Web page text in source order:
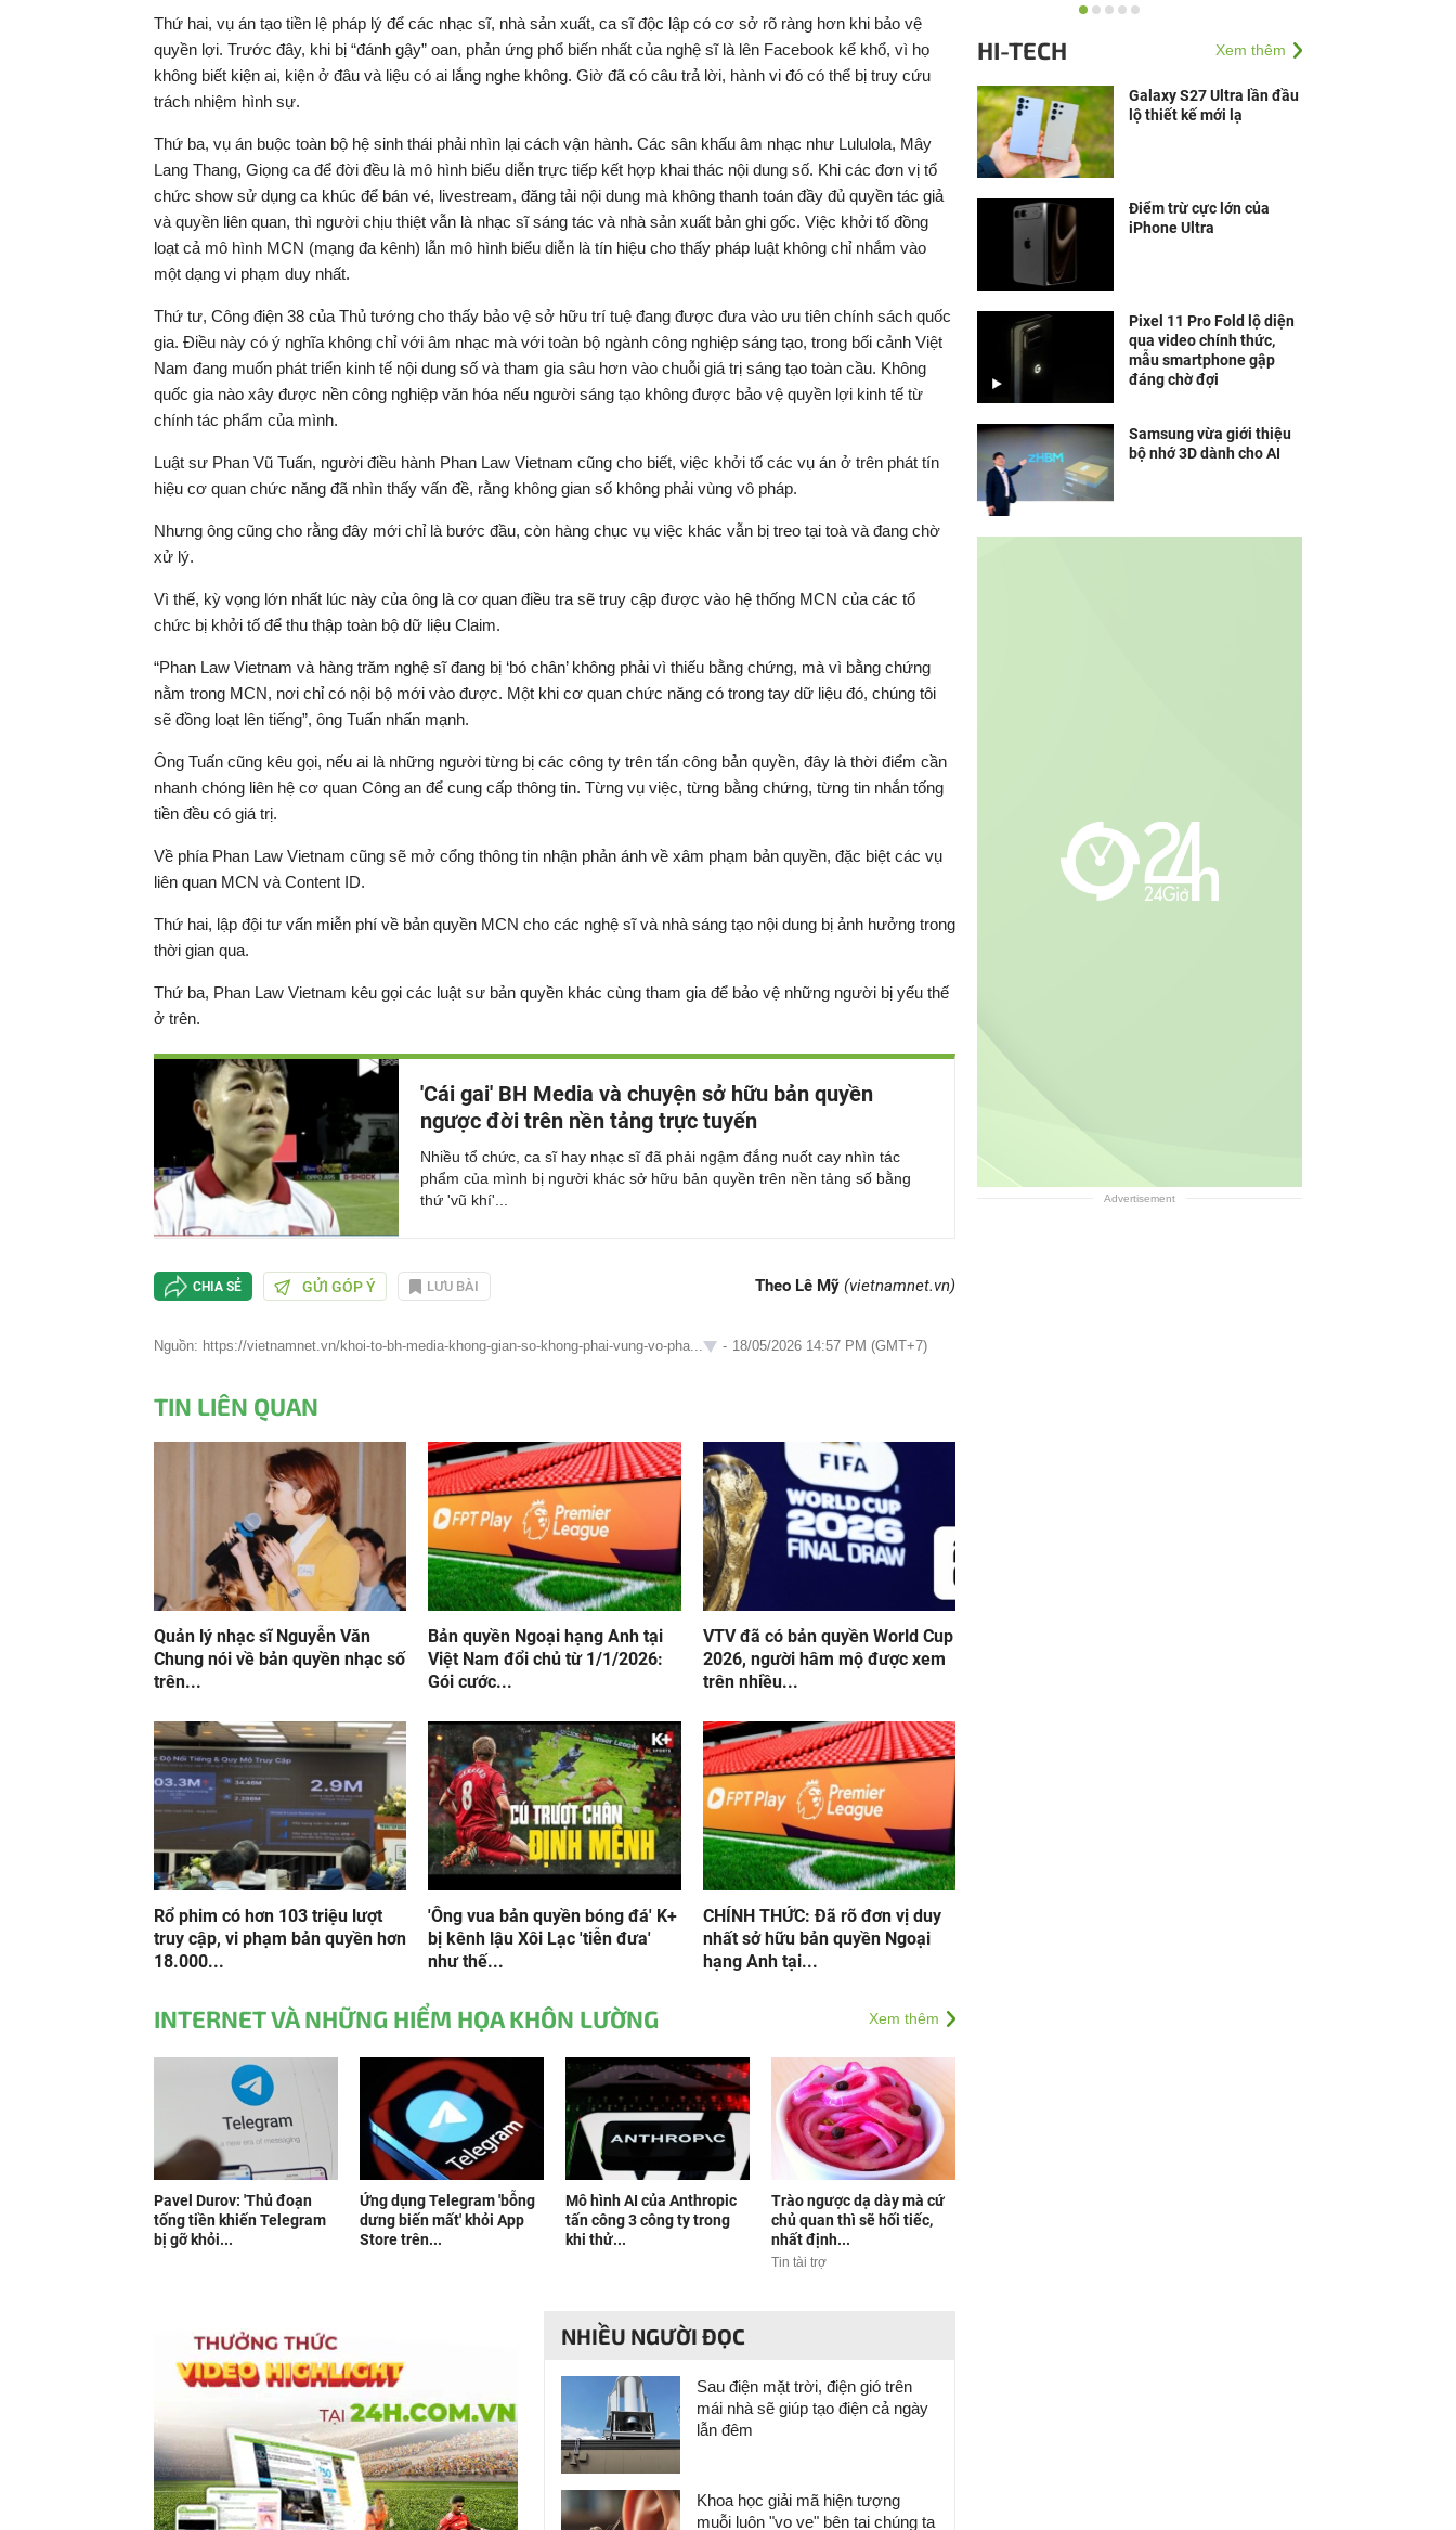
Thứ hai, vụ án tạo tiền lệ pháp lý để các nhạc sĩ, nhà sản xuất, ca sĩ độc lập có cơ sở rõ ràng hơn khi bảo vệ
quyền lợi. Trước đây, khi bị “đánh gậy” oan, phản ứng phổ biến nhất của nghệ sĩ là lên Facebook kể khổ, vì họ
không biết kiện ai, kiện ở đâu và liệu có ai lắng nghe không. Giờ đã có câu trả lời, hành vi đó có thể bị truy cứu
trách nhiệm hình sự.
Thứ ba, vụ án buộc toàn bộ hệ sinh thái phải nhìn lại cách vận hành. Các sân khấu âm nhạc như Lululola, Mây
Lang Thang, Giọng ca để đời đều là mô hình biểu diễn trực tiếp kết hợp khai thác nội dung số. Khi các đơn vị tổ
chức show sử dụng ca khúc để bán vé, livestream, đăng tải nội dung mà không thanh toán đầy đủ quyền tác giả
và quyền liên quan, thì người chịu thiệt vẫn là nhạc sĩ sáng tác và nhà sản xuất bản ghi gốc. Việc khởi tố đồng
loạt cả mô hình MCN (mạng đa kênh) lẫn mô hình biểu diễn là tín hiệu cho thấy pháp luật không chỉ nhắm vào
một dạng vi phạm duy nhất.
Thứ tư, Công điện 38 của Thủ tướng cho thấy bảo vệ sở hữu trí tuệ đang được đưa vào ưu tiên chính sách quốc
gia. Điều này có ý nghĩa không chỉ với âm nhạc mà với toàn bộ ngành công nghiệp sáng tạo, trong bối cảnh Việt
Nam đang muốn phát triển kinh tế nội dung số và tham gia sâu hơn vào chuỗi giá trị sáng tạo toàn cầu. Không
quốc gia nào xây được nền công nghiệp văn hóa nếu người sáng tạo không được bảo vệ quyền lợi kinh tế từ
chính tác phẩm của mình.
Luật sư Phan Vũ Tuấn, người điều hành Phan Law Vietnam cũng cho biết, việc khởi tố các vụ án ở trên phát tín
hiệu cơ quan chức năng đã nhìn thấy vấn đề, rằng không gian số không phải vùng vô pháp.
Nhưng ông cũng cho rằng đây mới chỉ là bước đầu, còn hàng chục vụ việc khác vẫn bị treo tại toà và đang chờ
xử lý.
Vì thế, kỳ vọng lớn nhất lúc này của ông là cơ quan điều tra sẽ truy cập được vào hệ thống MCN của các tổ
chức bị khởi tố để thu thập toàn bộ dữ liệu Claim.
“Phan Law Vietnam và hàng trăm nghệ sĩ đang bị ‘bó chân’ không phải vì thiếu bằng chứng, mà vì bằng chứng
nằm trong MCN, nơi chỉ có nội bộ mới vào được. Một khi cơ quan chức năng có trong tay dữ liệu đó, chúng tôi
sẽ đồng loạt lên tiếng”, ông Tuấn nhấn mạnh.
Ông Tuấn cũng kêu gọi, nếu ai là những người từng bị các công ty trên tấn công bản quyền, đây là thời điểm cần
nhanh chóng liên hệ cơ quan Công an để cung cấp thông tin. Từng vụ việc, từng bằng chứng, từng tin nhắn tống
tiền đều có giá trị.
Về phía Phan Law Vietnam cũng sẽ mở cổng thông tin nhận phản ánh về xâm phạm bản quyền, đặc biệt các vụ
liên quan MCN và Content ID.
Thứ hai, lập đội tư vấn miễn phí về bản quyền MCN cho các nghệ sĩ và nhà sáng tạo nội dung bị ảnh hưởng trong
thời gian qua.
Thứ ba, Phan Law Vietnam kêu gọi các luật sư bản quyền khác cùng tham gia để bảo vệ những người bị yếu thế
ở trên.
'Cái gai' BH Media và chuyện sở hữu bản quyền
ngược đời trên nền tảng trực tuyến
Nhiều tổ chức, ca sĩ hay nhạc sĩ đã phải ngậm đắng nuốt cay nhìn tác
phẩm của mình bị người khác sở hữu bản quyền trên nền tảng số bằng
thứ 'vũ khí'...
CHIA SẺ GỬI GÓP Ý LƯU BÀI Theo Lê Mỹ (vietnamnet.vn)
Nguồn: https://vietnamnet.vn/khoi-to-bh-media-khong-gian-so-khong-phai-vung-vo-pha... - 18/05/2026 14:57 PM (GMT+7)
TIN LIÊN QUAN
Quản lý nhạc sĩ Nguyễn Văn
Chung nói về bản quyền nhạc số
trên...
Bản quyền Ngoại hạng Anh tại
Việt Nam đổi chủ từ 1/1/2026:
Gói cước...
VTV đã có bản quyền World Cup
2026, người hâm mộ được xem
trên nhiều...
Rổ phim có hơn 103 triệu lượt
truy cập, vi phạm bản quyền hơn
18.000...
'Ông vua bản quyền bóng đá' K+
bị kênh lậu Xôi Lạc 'tiễn đưa'
như thế...
CHÍNH THỨC: Đã rõ đơn vị duy
nhất sở hữu bản quyền Ngoại
hạng Anh tại...
INTERNET VÀ NHỮNG HIỂM HỌA KHÔN LƯỜNG Xem thêm
Pavel Durov: 'Thủ đoạn
tống tiền khiến Telegram
bị gỡ khỏi...
Ứng dụng Telegram 'bỗng
dưng biến mất' khỏi App
Store trên...
Mô hình AI của Anthropic
tấn công 3 công ty trong
khi thử...
Trào ngược dạ dày mà cứ
chủ quan thì sẽ hối tiếc,
nhất định...
Tin tài trợ
NHIỀU NGƯỜI ĐỌC
Sau điện mặt trời, điện gió trên
mái nhà sẽ giúp tạo điện cả ngày
lẫn đêm
Khoa học giải mã hiện tượng
muỗi luôn "vo ve" bên tai chúng ta
Cộng đồng Võ Lâm
Lâm Tình Kiếm 3D
HI-TECH Xem thêm
Galaxy S27 Ultra lần đầu
lộ thiết kế mới lạ
Điểm trừ cực lớn của
iPhone Ultra
Pixel 11 Pro Fold lộ diện
qua video chính thức,
mẫu smartphone gập
đáng chờ đợi
Samsung vừa giới thiệu
bộ nhớ 3D dành cho AI
Advertisement